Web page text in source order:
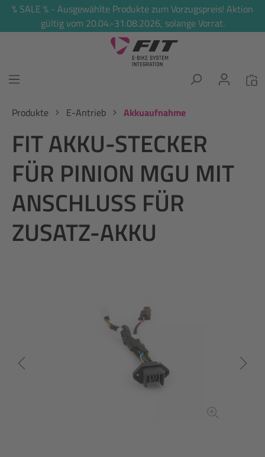
springen
% SALE % - Ausgewählte Produkte zum Vorzugspreis! Aktion
gültig vom 20.04.-31.08.2026, solange Vorrat.
Produkte E-Antrieb Akkuaufnahme
FIT AKKU-STECKER
FÜR PINION MGU MIT
ANSCHLUSS FÜR
ZUSATZ-AKKU